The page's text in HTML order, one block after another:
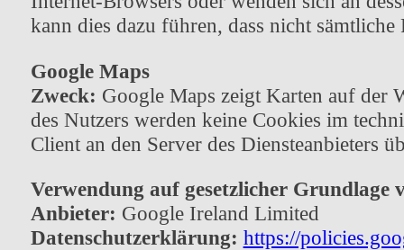
kann dies dazu führen, dass nicht
Google Maps
Zweck: Google Maps zeigt Karten auf der
des Nutzers werden keine Cookies im
Client an den Server des Diensteanbieters
Verwendung auf gesetzlicher Grundlage
Anbieter: Google Ireland Limited
Datenschutzerklärung: https://